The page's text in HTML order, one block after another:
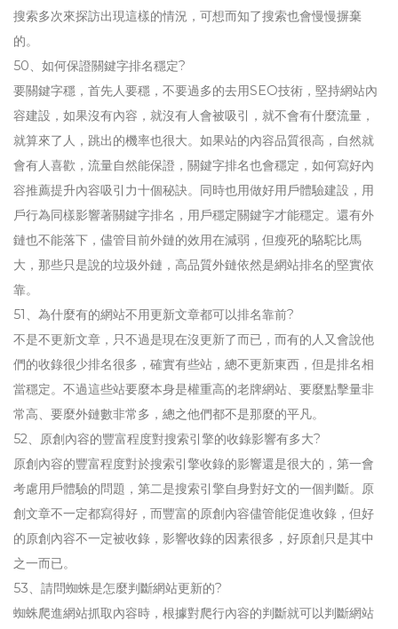
搜索多次來探訪出現這樣的情況，可想而知了搜索也會慢慢摒棄
的。
50、如何保證關鍵字排名穩定?
要關鍵字穩，首先人要穩，不要過多的去用SEO技術，堅持網站內
容建設，如果沒有內容，就沒有人會被吸引，就不會有什麼流量，
就算來了人，跳出的機率也很大。如果站的內容品質很高，自然就
會有人喜歡，流量自然能保證，關鍵字排名也會穩定，如何寫好內
容推薦提升內容吸引力十個秘訣。同時也用做好用戶體驗建設，用
戶行為同樣影響著關鍵字排名，用戶穩定關鍵字才能穩定。還有外
鏈也不能落下，儘管目前外鏈的效用在減弱，但瘦死的駱駝比馬
大，那些只是說的垃圾外鏈，高品質外鏈依然是網站排名的堅實依
靠。
51、為什麼有的網站不用更新文章都可以排名靠前?
不是不更新文章，只不過是現在沒更新了而已，而有的人又會說他
們的收錄很少排名很多，確實有些站，總不更新東西，但是排名相
當穩定。不過這些站要麼本身是權重高的老牌網站、要麼點擊量非
常高、要麼外鏈數非常多，總之他們都不是那麼的平凡。
52、原創內容的豐富程度對搜索引擎的收錄影響有多大?
原創內容的豐富程度對於搜索引擎收錄的影響還是很大的，第一會
考慮用戶體驗的問題，第二是搜索引擎自身對好文的一個判斷。原
創文章不一定都寫得好，而豐富的原創內容儘管能促進收錄，但好
的原創內容不一定被收錄，影響收錄的因素很多，好原創只是其中
之一而已。
53、請問蜘蛛是怎麼判斷網站更新的?
蜘蛛爬進網站抓取內容時，根據對爬行內容的判斷就可以判斷網站